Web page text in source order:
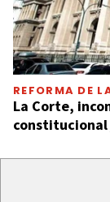
REFORMA DE
La Corte,